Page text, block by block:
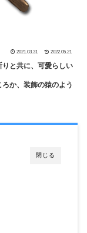
2021.03.31 2022.05.21
と共に、可愛らしい
か、装飾の猿のよう
閉じる